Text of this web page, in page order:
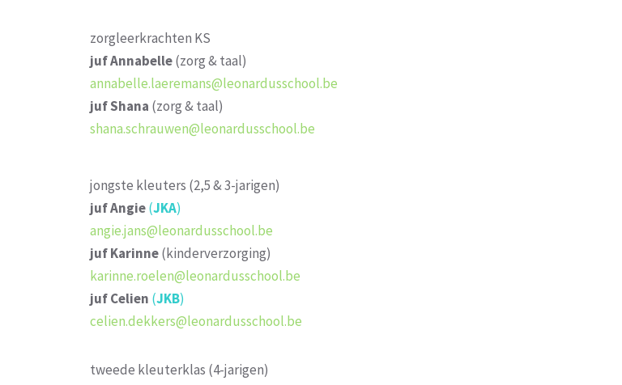
zorgleerkrachten KS
jufAnnabelle(zorg & taal)
annabelle.laeremans@leonardusschool.be
juf Shana (zorg & taal)
shana.schrauwen@leonardusschool.be
jongste kleuters (2,5 & 3-jarigen)
jufAngie(JKA)
angie.jans@leonardusschool.be
juf Karinne(kinderverzorging)
karinne.roelen@leonardusschool.be
juf Celien (JKB)
celien.dekkers@leonardusschool.be
tweede kleuterklas (4-jarigen)